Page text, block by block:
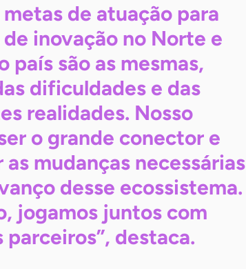
metas de atuação para
inovação no Norte e
país são as mesmas,
dificuldades e das
realidades. Nosso
o grande conector e
as mudanças necessárias
desse ecossistema.
jogamos juntos com
parceiros”, destaca.